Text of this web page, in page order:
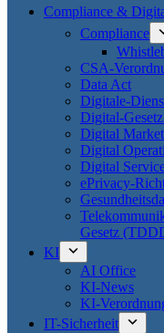
Compliance &
Compliance
CSA-
Data Act
Digitale-
Digital-
Digital
Digital
Digital
ePrivacy-
Gesetz
KI
AI Office
KI-News
KI-
IT-Sicherheit